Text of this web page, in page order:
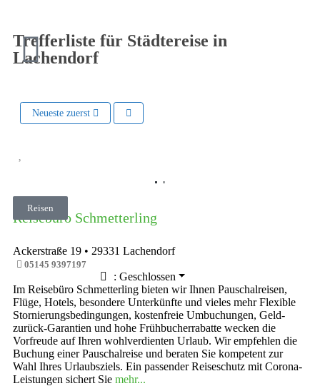
Trefferliste für Städtereise in
Lachendorf
Neueste zuerst
Reisen
Reisebüro Schmetterling
Ackerstraße 19 • 29331 Lachendorf
05145 9397197
: Geschlossen
Im Reisebüro Schmetterling bieten wir Ihnen Pauschalreisen,
Flüge, Hotels, besondere Unterkünfte und vieles mehr Flexible
Stornierungsbedingungen, kostenfreie Umbuchungen, Geld-
zurück-Garantien und hohe Frühbucherrabatte wecken die
Vorfreude auf Ihren wohlverdienten Urlaub. Wir empfehlen die
Buchung einer Pauschalreise und beraten Sie kompetent zur
Wahl Ihres Urlaubsziels. Ein passender Reiseschutz mit Corona-
Leistungen sichert Sie mehr...